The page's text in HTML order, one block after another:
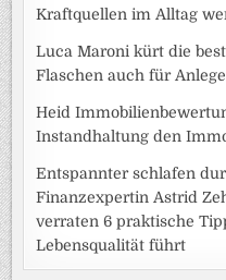
Kraftquellen im Alltag
Luca Maroni kürt die
Flaschen auch für
Heid
Instandhaltung den
Entspannter schlafen
Finanzexpertin Astrid
verraten 6 praktische
Lebensqualität führt